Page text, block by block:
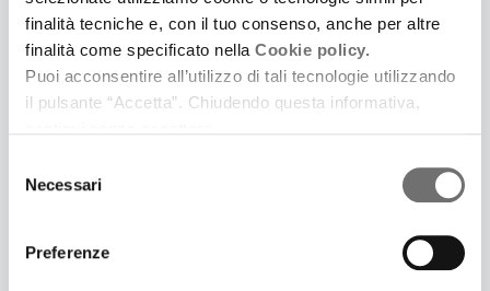
finalità tecniche e, con il tuo consenso, anche per altre
finalità come specificato nella Cookie policy.
Puoi acconsentire all’utilizzo di tali tecnologie utilizzando
il pulsante “Accetta”. Chiudendo questa informativa,
delNecessari
Preferenze
Guida all’ascolto con Bernardo Lo Sterzo e Diego
Tripodi